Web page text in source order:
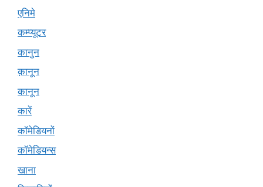
एनिमे
कम्प्यूटर
कानुन
क़ानून
कानून
कारें
कॉमेडियनों
कॉमेडियन्स
खाना